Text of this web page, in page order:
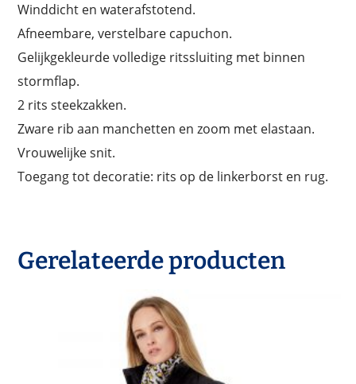
Winddicht en waterafstotend.
Afneembare, verstelbare capuchon.
Gelijkgekleurde volledige ritssluiting met binnen
stormflap.
2 rits steekzakken.
Zware rib aan manchetten en zoom met elastaan.
Vrouwelijke snit.
Toegang tot decoratie: rits op de linkerborst en rug.
Gerelateerde producten